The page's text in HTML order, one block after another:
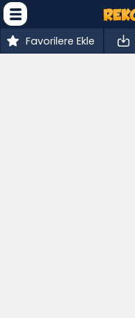
Favorilere Ekle